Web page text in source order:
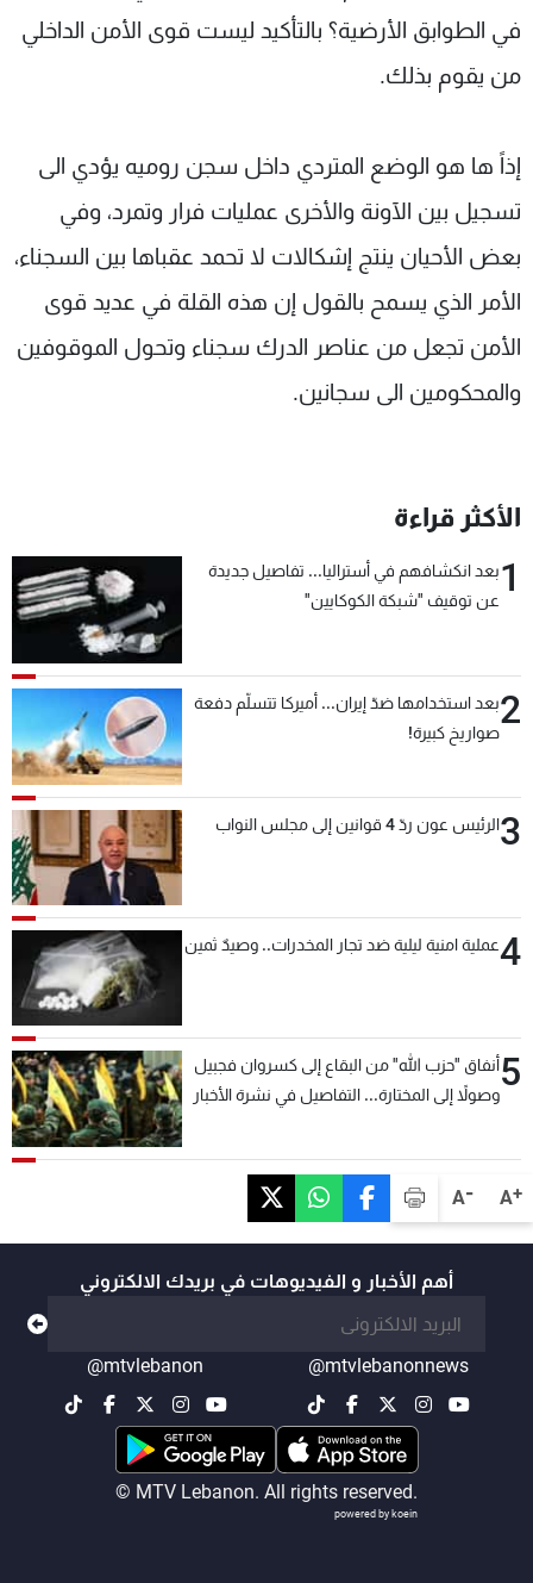
A+
A-
في الطوابق الأرضية؟ بالتأكيد ليست قوى الأمن الداخلي
من يقوم بذلك.
إذاً ها هو الوضع المتردي داخل سجن روميه يؤدي الى
تسجيل بين الآونة والأخرى عمليات فرار وتمرد، وفي
بعض الأحيان ينتج إشكالات لا تحمد عقباها بين السجناء،
الأمر الذي يسمح بالقول إن هذه القلة في عديد قوى
الأمن تجعل من عناصر الدرك سجناء وتحول الموقوفين
والمحكومين الى سجانين.
الأكثر قراءة
1بعد انكشافهم في أستراليا... تفاصيل جديدة
عن توقيف "شبكة الكوكايين"
2بعد استخدامها ضدّ إيران... أميركا تتسلّم دفعة
صواريخ كبيرة!
3الرئيس عون ردّ 4 قوانين إلى مجلس النواب
4عملية امنية ليلية ضد تجار المخدرات.. وصيدٌ ثمين
5أنفاق "حزب الله" من البقاع إلى كسروان فجبيل
وصولاً إلى المختارة... التفاصيل في نشرة الأخبار
أهم الأخبار و الفيديوهات في بريدك الالكتروني
@mtvlebanonnews
@mtvlebanon
© MTV Lebanon. All rights reserved.
powered by koein